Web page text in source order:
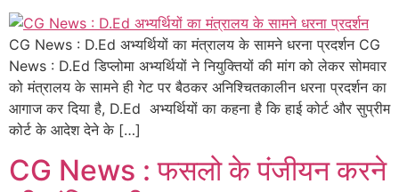
CG News : D.Ed अभ्यर्थियों का मंत्रालय के सामने धरना प्रदर्शन CG
News : D.Ed डिप्लोमा अभ्यर्थियों ने नियुक्तियों की मांग को लेकर सोमवार
को मंत्रालय के सामने ही गेट पर बैठकर अनिश्चितकालीन धरना प्रदर्शन का
आगाज कर दिया है, D.Ed अभ्यर्थियों का कहना है कि हाई कोर्ट और सुप्रीम
कोर्ट के आदेश देने के […]
CG News : फसलो के पंजीयन करने